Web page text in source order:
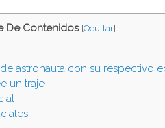
De Contenidos [Ocultar]
astronauta con su respectivo
un traje